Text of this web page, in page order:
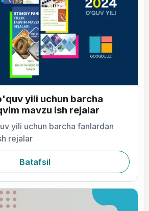
yili uchun barcha
mavzu ish rejalar
yili uchun barcha fanlardan
rejalar
Batafsil